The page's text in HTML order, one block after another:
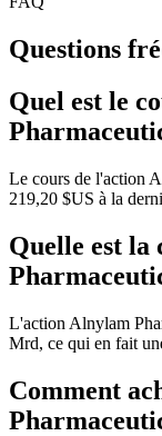
Questions
Quel est le
Le cours de l'action
219,20 $US à la
Quelle est la
L'action Alnylam
Mrd, ce qui en fait
Comment